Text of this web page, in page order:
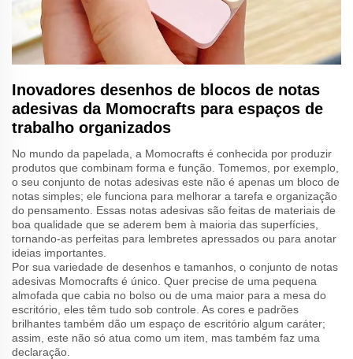
Inovadores desenhos de blocos de notas
adesivas da Momocrafts para espaços de
trabalho organizados
No mundo da papelada, a Momocrafts é conhecida por produzir
produtos que combinam forma e função. Tomemos, por exemplo,
o seu conjunto de notas adesivas este não é apenas um bloco de
notas simples; ele funciona para melhorar a tarefa e organização
do pensamento. Essas notas adesivas são feitas de materiais de
boa qualidade que se aderem bem à maioria das superfícies,
tornando-as perfeitas para lembretes apressados ou para anotar
ideias importantes.
Por sua variedade de desenhos e tamanhos, o conjunto de notas
adesivas Momocrafts é único. Quer precise de uma pequena
almofada que cabia no bolso ou de uma maior para a mesa do
escritório, eles têm tudo sob controle. As cores e padrões
brilhantes também dão um espaço de escritório algum caráter;
assim, este não só atua como um item, mas também faz uma
declaração.